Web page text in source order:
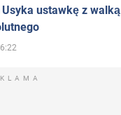
ustawkę z walką